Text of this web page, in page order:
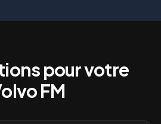
pour votre
FM